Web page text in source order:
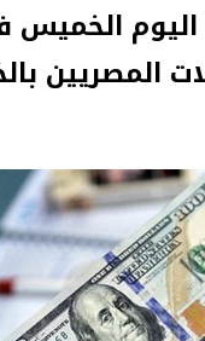
اليوم
المصريين